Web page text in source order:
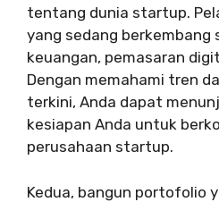
tentang dunia startup.
yang sedang berkembang
keuangan, pemasaran
Dengan memahami tren
terkini, Anda dapat
kesiapan Anda untuk
perusahaan startup.
Kedua, bangun portofolio